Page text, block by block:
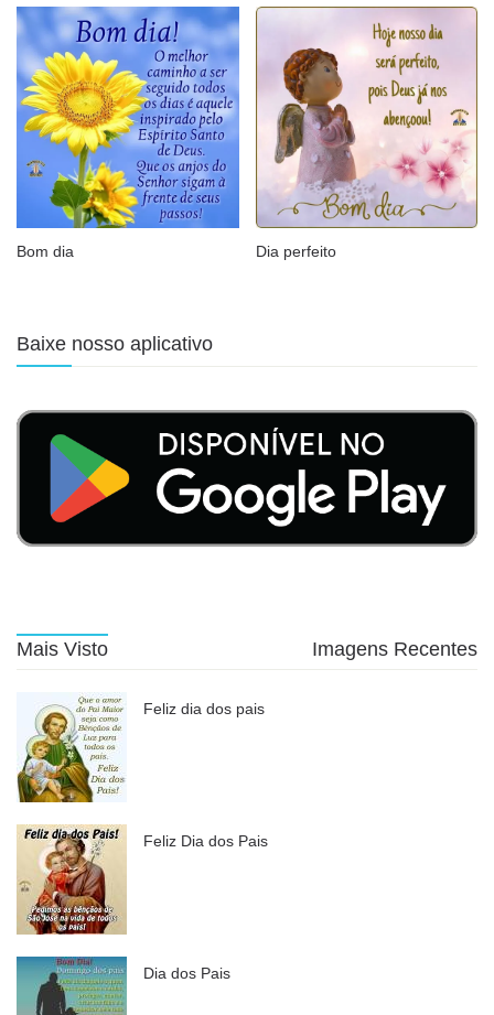
Bom dia Dia perfeito
Baixe nosso aplicativo
Mais Visto Imagens Recentes
Feliz dia dos pais
Feliz Dia dos Pais
Dia dos Pais